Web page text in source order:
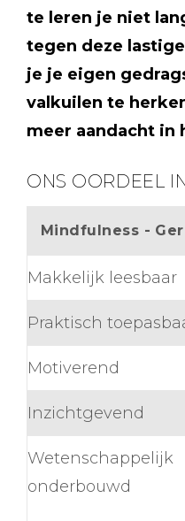
te leren je niet
tegen deze
je je eigen
valkuilen te
meer aandacht in
ONS OORDEEL
Mindfulness -
Makkelijk leesbaar
Praktisch
Motiverend
Inzichtgevend
Wetenschappelijk
onderbouwd